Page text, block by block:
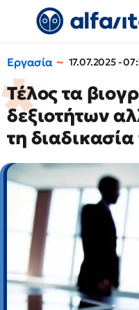
Εργασία 17.07.2025 -
Τέλος τα
δεξιοτήτων
τη